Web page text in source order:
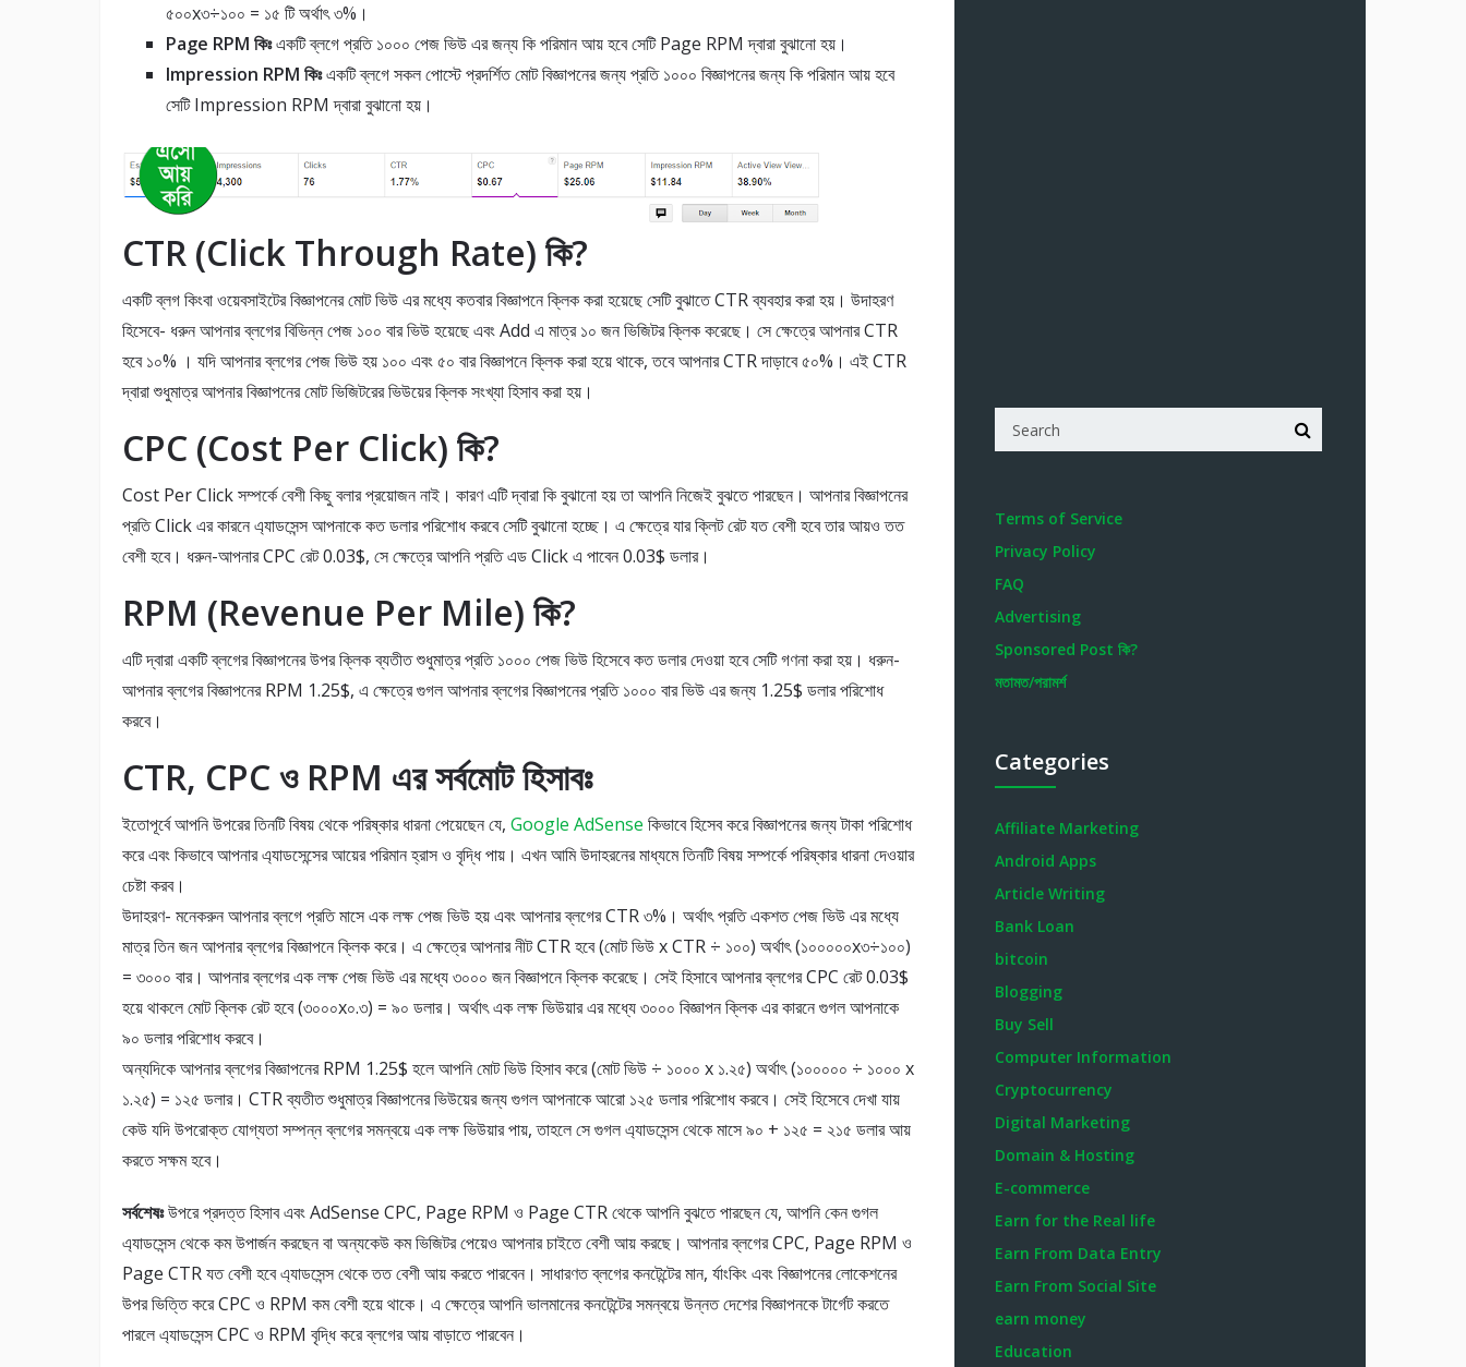
৫০০x৩÷১০০ = ১৫ টি অর্থাৎ ৩%।
Page RPM কিঃএকটি ব্লগে প্রতি ১০০০ পেজ ভিউ এর জন্য কি পরিমান আয় হবে সেটি Page RPM দ্বারা বুঝানো হয়।
Impression RPM কিঃএকটি ব্লগে সকল পোস্টে প্রদর্শিত মোট বিজ্ঞাপনের জন্য প্রতি ১০০০ বিজ্ঞাপনের জন্য কি পরিমান আয় হবে
সেটি Impression RPM দ্বারা বুঝানো হয়।
CTR (Click Through Rate) কি?
একটি ব্লগ কিংবা ওয়েবসাইটের বিজ্ঞাপনের মোট ভিউ এর মধ্যে কতবার বিজ্ঞাপনে ক্লিক করা হয়েছে সেটি বুঝাতে CTR ব্যবহার করা হয়। উদাহরণ
হিসেবে- ধরুন আপনার ব্লগের বিভিন্ন পেজ ১০০ বার ভিউ হয়েছে এবং Add এ মাত্র ১০ জন ভিজিটর ক্লিক করেছে। সে ক্ষেত্রে আপনার CTR
হবে ১০% । যদি আপনার ব্লগের পেজ ভিউ হয় ১০০ এবং ৫০ বার বিজ্ঞাপনে ক্লিক করা হয়ে থাকে, তবে আপনার CTR দাড়াবে ৫০%। এই CTR
দ্বারা শুধুমাত্র আপনার বিজ্ঞাপনের মোট ভিজিটরের ভিউয়ের ক্লিক সংখ্যা হিসাব করা হয়।
CPC (Cost Per Click) কি?
Cost Per Click সম্পর্কে বেশী কিছু বলার প্রয়োজন নাই। কারণ এটি দ্বারা কি বুঝানো হয় তা আপনি নিজেই বুঝতে পারছেন। আপনার বিজ্ঞাপনের
প্রতি Click এর কারনে এ্যাডসেন্স আপনাকে কত ডলার পরিশোধ করবে সেটি বুঝানো হচ্ছে। এ ক্ষেত্রে যার ক্লিট রেট যত বেশী হবে তার আয়ও তত
বেশী হবে। ধরুন-আপনার CPC রেট 0.03$, সে ক্ষেত্রে আপনি প্রতি এড Click এ পাবেন 0.03$ ডলার।
RPM (Revenue Per Mile) কি?
এটি দ্বারা একটি ব্লগের বিজ্ঞাপনের উপর ক্লিক ব্যতীত শুধুমাত্র প্রতি ১০০০ পেজ ভিউ হিসেবে কত ডলার দেওয়া হবে সেটি গণনা করা হয়। ধরুন-
আপনার ব্লগের বিজ্ঞাপনের RPM 1.25$, এ ক্ষেত্রে গুগল আপনার ব্লগের বিজ্ঞাপনের প্রতি ১০০০ বার ভিউ এর জন্য 1.25$ ডলার পরিশোধ
করবে।
CTR, CPC ও RPM এর সর্বমোট হিসাবঃ
ইতোপূর্বে আপনি উপরের তিনটি বিষয় থেকে পরিষ্কার ধারনা পেয়েছেন যে, Google AdSense কিভাবে হিসেব করে বিজ্ঞাপনের জন্য টাকা পরিশোধ
করে এবং কিভাবে আপনার এ্যাডসেন্সের আয়ের পরিমান হ্রাস ও বৃদ্ধি পায়। এখন আমি উদাহরনের মাধ্যমে তিনটি বিষয় সম্পর্কে পরিষ্কার ধারনা দেওয়ার
চেষ্টা করব।
উদাহরণ- মনেকরুন আপনার ব্লগে প্রতি মাসে এক লক্ষ পেজ ভিউ হয় এবং আপনার ব্লগের CTR ৩%। অর্থাৎ প্রতি একশত পেজ ভিউ এর মধ্যে
মাত্র তিন জন আপনার ব্লগের বিজ্ঞাপনে ক্লিক করে। এ ক্ষেত্রে আপনার নীট CTR হবে (মোট ভিউ x CTR ÷ ১০০) অর্থাৎ (১০০০০০x৩÷১০০)
= ৩০০০ বার। আপনার ব্লগের এক লক্ষ পেজ ভিউ এর মধ্যে ৩০০০ জন বিজ্ঞাপনে ক্লিক করেছে। সেই হিসাবে আপনার ব্লগের CPC রেট 0.03$
হয়ে থাকলে মোট ক্লিক রেট হবে (৩০০০x০.৩) = ৯০ ডলার। অর্থাৎ এক লক্ষ ভিউয়ার এর মধ্যে ৩০০০ বিজ্ঞাপন ক্লিক এর কারনে গুগল আপনাকে
৯০ ডলার পরিশোধ করবে।
অন্যদিকে আপনার ব্লগের বিজ্ঞাপনের RPM 1.25$ হলে আপনি মোট ভিউ হিসাব করে (মোট ভিউ ÷ ১০০০ x ১.২৫) অর্থাৎ (১০০০০০ ÷ ১০০০ x
১.২৫) = ১২৫ ডলার। CTR ব্যতীত শুধুমাত্র বিজ্ঞাপনের ভিউয়ের জন্য গুগল আপনাকে আরো ১২৫ ডলার পরিশোধ করবে। সেই হিসেবে দেখা যায়
কেউ যদি উপরোক্ত যোগ্যতা সম্পন্ন ব্লগের সমন্বয়ে এক লক্ষ ভিউয়ার পায়, তাহলে সে গুগল এ্যাডসেন্স থেকে মাসে ৯০ + ১২৫ = ২১৫ ডলার আয়
করতে সক্ষম হবে।
সর্বশেষঃউপরে প্রদত্ত হিসাব এবং AdSense CPC, Page RPM ও Page CTR থেকে আপনি বুঝতে পারছেন যে, আপনি কেন গুগল
এ্যাডসেন্স থেকে কম উপার্জন করছেন বা অন্যকেউ কম ভিজিটর পেয়েও আপনার চাইতে বেশী আয় করছে। আপনার ব্লগের CPC, Page RPM ও
Page CTR যত বেশী হবে এ্যাডসেন্স থেকে তত বেশী আয় করতে পারবেন। সাধারণত ব্লগের কনটেন্টের মান, র্যাংকিং এবং বিজ্ঞাপনের লোকেশনের
উপর ভিত্তি করে CPC ও RPM কম বেশী হয়ে থাকে। এ ক্ষেত্রে আপনি ভালমানের কনটেন্টের সমন্বয়ে উন্নত দেশের বিজ্ঞাপনকে টার্গেট করতে
পারলে এ্যাডসেন্স CPC ও RPM বৃদ্ধি করে ব্লগের আয় বাড়াতে পারবেন।
Terms of Service
Privacy Policy
FAQ
Advertising
Sponsored Post কি?
মতামত/পরামর্শ
Categories
Affiliate Marketing
Android Apps
Article Writing
Bank Loan
bitcoin
Blogging
Buy Sell
Computer Information
Cryptocurrency
Digital Marketing
Domain & Hosting
E-commerce
Earn for the Real life
Earn From Data Entry
Earn From Social Site
earn money
Education